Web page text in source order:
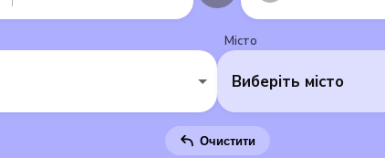
Місто
Виберіть місто
Очистити